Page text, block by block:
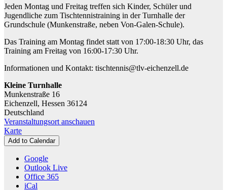
&
Jugend
Jeden Montag und Freitag treffen sich Kinder, Schüler und
Jugendliche zum Tischtennistraining in der Turnhalle der
Grundschule (Munkenstraße, neben Von-Galen-Schule).
Das Training am Montag findet statt von 17:00-18:30 Uhr, das
Training am Freitag von 16:00-17:30 Uhr.
Informationen und Kontakt: tischtennis@tlv-eichenzell.de
Kleine Turnhalle
Munkenstraße 16
Eichenzell, Hessen 36124
Deutschland
Veranstaltungsort anschauen
KarteKleine
Turnhalle
Add to Calendar
Google
Outlook Live
Office 365
iCal